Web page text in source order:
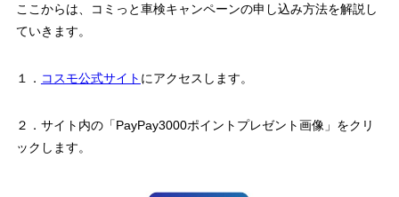
ここからは、コミっと車検キャンペーンの申し込み方法を解説し
ていきます。
１． コスモ公式サイト にアクセスします。
２．サイト内の「PayPay3000ポイントプレゼント画像」をクリ
ックします。